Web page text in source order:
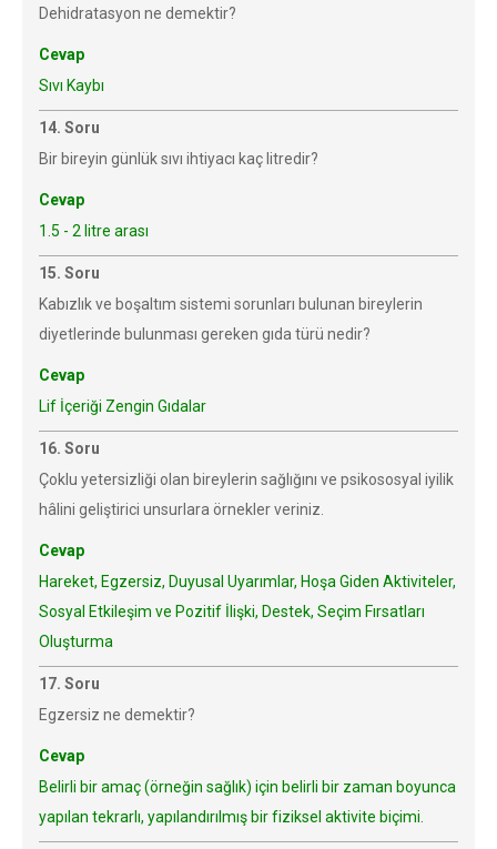
Dehidratasyon ne demektir?
Cevap
Sıvı Kaybı
14. Soru
Bir bireyin günlük sıvı ihtiyacı kaç litredir?
Cevap
1.5 - 2 litre arası
15. Soru
Kabızlık ve boşaltım sistemi sorunları bulunan bireylerin
diyetlerinde bulunması gereken gıda türü nedir?
Cevap
Lif İçeriği Zengin Gıdalar
16. Soru
Çoklu yetersizliği olan bireylerin sağlığını ve psikososyal iyilik
hâlini geliştirici unsurlara örnekler veriniz.
Cevap
Hareket, Egzersiz, Duyusal Uyarımlar, Hoşa Giden Aktiviteler,
Sosyal Etkileşim ve Pozitif İlişki, Destek, Seçim Fırsatları
Oluşturma
17. Soru
Egzersiz ne demektir?
Cevap
Belirli bir amaç (örneğin sağlık) için belirli bir zaman boyunca
yapılan tekrarlı, yapılandırılmış bir fiziksel aktivite biçimi.